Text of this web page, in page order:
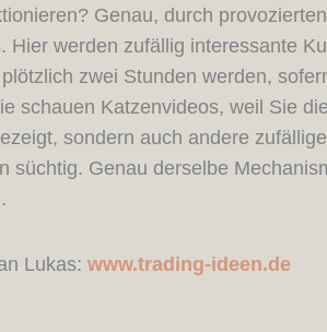
Genau, durch
Hier werden zufällig interessante
zwei Stunden werden,
schauen Katzenvideos, weil Sie
sondern auch andere
süchtig. Genau derselbe
Lukas: www.trading-ideen.de